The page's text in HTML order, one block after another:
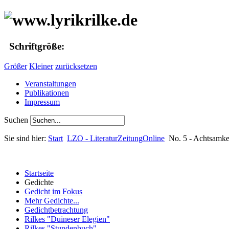
Schriftgröße:
Größer Kleiner zurücksetzen
Veranstaltungen
Publikationen
Impressum
Suchen
Sie sind hier: Start LZO - LiteraturZeitungOnline No. 5 -
Startseite
Gedichte
Gedicht im Fokus
Mehr Gedichte...
Gedichtbetrachtung
Rilkes "Duineser Elegien"